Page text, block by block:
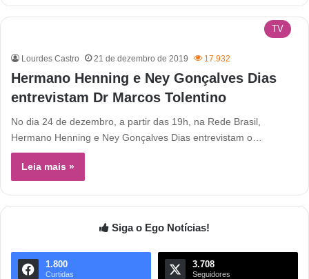
TV
Lourdes Castro 21 de dezembro de 2019 17.932
Hermano Henning e Ney Gonçalves Dias
entrevistam Dr Marcos Tolentino
No dia 24 de dezembro, a partir das 19h, na Rede Brasil,
Hermano Henning e Ney Gonçalves Dias entrevistam o…
Leia mais »
Siga o Ego Notícias!
1.800
Curtidas
3.708
Seguidores